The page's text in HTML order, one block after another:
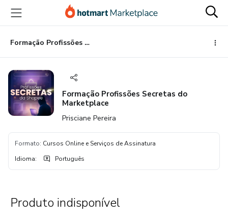
para
conteúdo
principal
para
pagamento
para
rodapé
Formação Profissões Secretas do Marketplace
Formação Profissões Secretas do
Marketplace
Prisciane Pereira
Formato: Cursos Online e Serviços de Assinatura
Idioma: Português
Produto indisponível